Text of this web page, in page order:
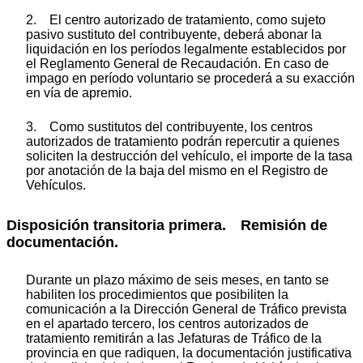
2. El centro autorizado de tratamiento, como sujeto
pasivo sustituto del contribuyente, deberá abonar la
liquidación en los períodos legalmente establecidos por
el Reglamento General de Recaudación. En caso de
impago en período voluntario se procederá a su exacción
en vía de apremio.
3. Como sustitutos del contribuyente, los centros
autorizados de tratamiento podrán repercutir a quienes
soliciten la destrucción del vehículo, el importe de la tasa
por anotación de la baja del mismo en el Registro de
Vehículos.
Disposición transitoria primera. Remisión de
documentación.
Durante un plazo máximo de seis meses, en tanto se
habiliten los procedimientos que posibiliten la
comunicación a la Dirección General de Tráfico prevista
en el apartado tercero, los centros autorizados de
tratamiento remitirán a las Jefaturas de Tráfico de la
provincia en que radiquen, la documentación justificativa